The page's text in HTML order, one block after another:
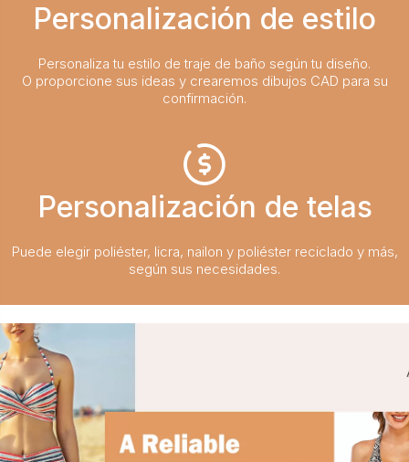
Personalización de estilo
Personaliza tu estilo de traje de baño según tu diseño.
O proporcione sus ideas y crearemos dibujos CAD para su
confirmación.
Personalización de telas
Puede elegir poliéster, licra, nailon y poliéster reciclado y más,
según sus necesidades.